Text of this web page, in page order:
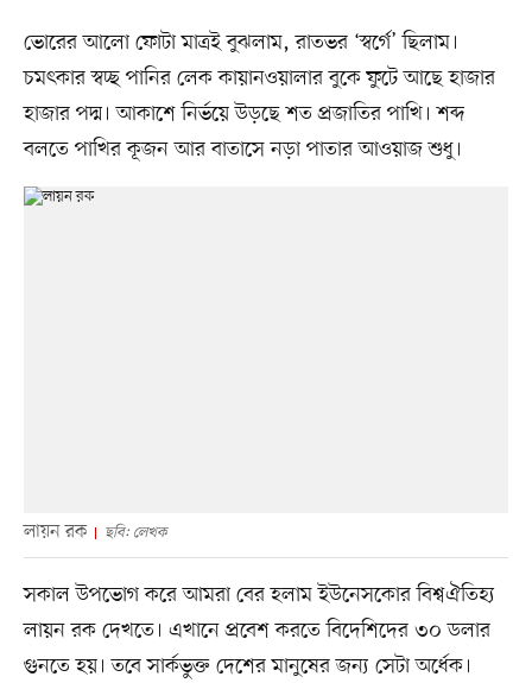
ভোরের আলো ফোটা মাত্রই বুঝলাম, রাতভর ‘স্বর্গে’ ছিলাম।
চমৎকার স্বচ্ছ পানির লেক কায়ানওয়ালার বুকে ফুটে আছে হাজার
হাজার পদ্ম। আকাশে নির্ভয়ে উড়ছে শত প্রজাতির পাখি। শব্দ
বলতে পাখির কূজন আর বাতাসে নড়া পাতার আওয়াজ শুধু।
লায়ন রক ছবি: লেখক
সকাল উপভোগ করে আমরা বের হলাম ইউনেসকোর বিশ্বঐতিহ্য
লায়ন রক দেখতে। এখানে প্রবেশ করতে বিদেশিদের ৩০ ডলার
গুনতে হয়। তবে সার্কভুক্ত দেশের মানুষের জন্য সেটা অর্ধেক।